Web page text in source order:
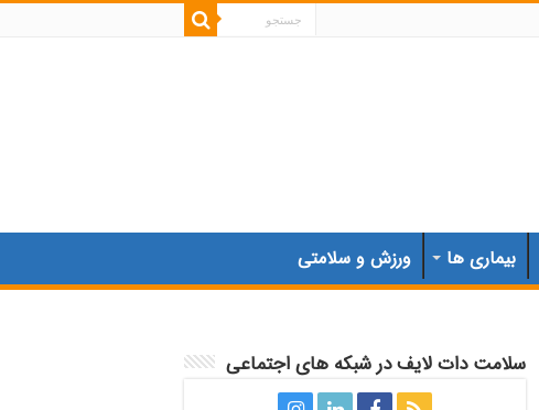
بیماری ها ورزش و سلامتی
سلامت دات لایف در شبکه های اجتماعی